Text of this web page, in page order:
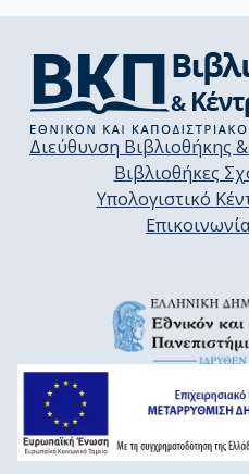
Διεύθυνση Βιβλιοθήκης
Βιβλιοθήκες
Υπολογιστικό